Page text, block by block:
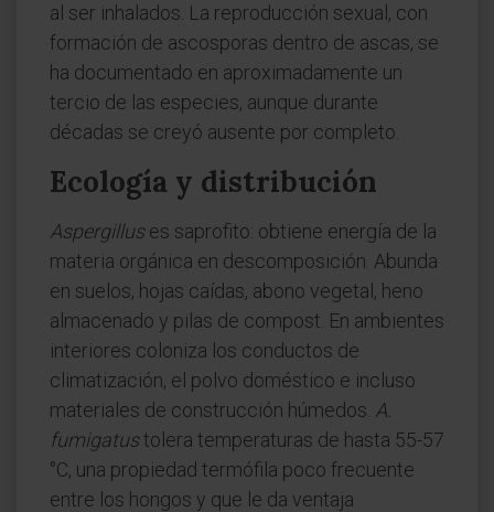
al ser inhalados. La reproducción sexual, con
formación de ascosporas dentro de ascas, se
ha documentado en aproximadamente un
tercio de las especies, aunque durante
décadas se creyó ausente por completo.
Ecología y distribución
Aspergilluses saprofito: obtiene energía de la
materia orgánica en descomposición. Abunda
en suelos, hojas caídas, abono vegetal, heno
almacenado y pilas de compost. En ambientes
interiores coloniza los conductos de
climatización, el polvo doméstico e incluso
materiales de construcción húmedos. A.
fumigatustolera temperaturas de hasta 55-57
°C, una propiedad termófila poco frecuente
entre los hongos y que le da ventaja